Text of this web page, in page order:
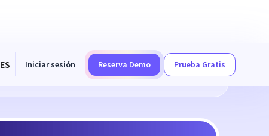
ES Iniciar sesión Reserva Demo
Prueba Gratis